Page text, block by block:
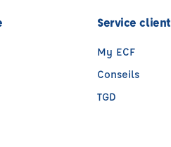
Service client
My ECF
Conseils
TGD